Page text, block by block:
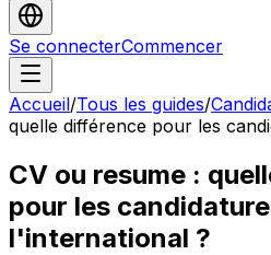
Se connecterCommencer
Accueil/Tous les guides/
quelle différence pour les
CV ou resume :
pour les
l'international ?